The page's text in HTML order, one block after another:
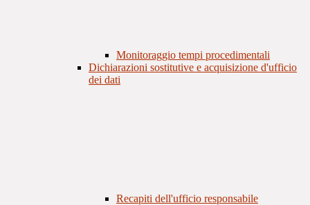
Monitoraggio tempi procedimentali
Dichiarazioni sostitutive e acquisizione d'ufficio
dei dati
Recapiti dell'ufficio responsabile